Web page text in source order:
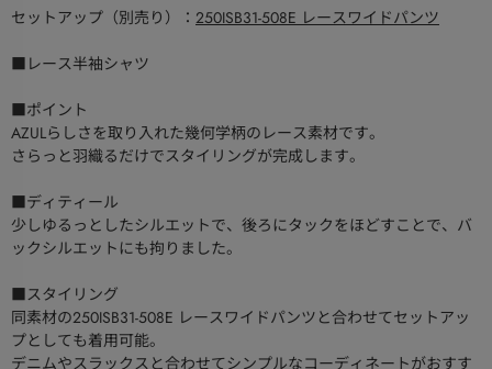
セットアップ（別売り）： 250ISB31-508E レースワイドパンツ
■レース半袖シャツ
■ポイント
AZULらしさを取り入れた幾何学柄のレース素材です。
さらっと羽織るだけでスタイリングが完成します。
■ディティール
少しゆるっとしたシルエットで、後ろにタックをほどすことで、バ
ックシルエットにも拘りました。
■スタイリング
同素材の250ISB31-508E レースワイドパンツと合わせてセットアッ
プとしても着用可能。
デニムやスラックスと合わせてシンプルなコーディネートがおすす